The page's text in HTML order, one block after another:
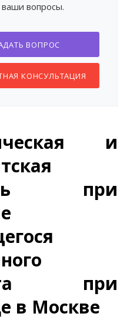
ваши вопросы.
ВОПРОС
КОНСУЛЬТАЦИЯ
и
при
при
в Москве